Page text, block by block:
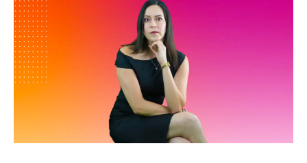
Jalisco Noticias
Programación
Jalisco RADIO / En Vivo